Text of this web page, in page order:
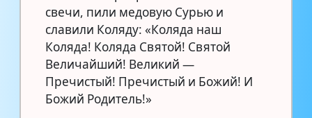
свечи, пили медовую Сурью и
славили Коляду: «Коляда наш
Коляда! Коляда Святой! Святой
Величайший! Великий —
Пречистый! Пречистый и Божий! И
Божий Родитель!»